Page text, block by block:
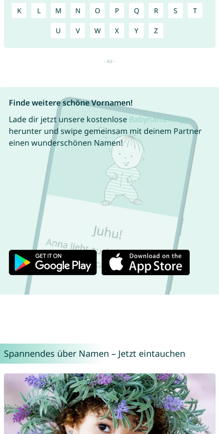
K L M N O P Q R S T
U V W X Y Z
Finde weitere schöne Vornamen!
Lade dir jetzt unsere kostenlose Babynamen App
herunter und swipe gemeinsam mit deinem Partner
einen wunderschönen Namen!
Spannendes über Namen – Jetzt eintauchen